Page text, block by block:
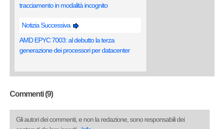
tracciamento in modalità incognito
Notizia Successiva
AMD EPYC 7003: al debutto la terza
generazione dei processori per datacenter
Commenti (9)
Gli autori dei commenti, e non la redazione, sono responsabili dei